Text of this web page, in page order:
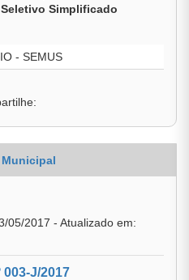
Simplificado
- SEMUS
05/2017 - Atualizado em:
003-J/2017